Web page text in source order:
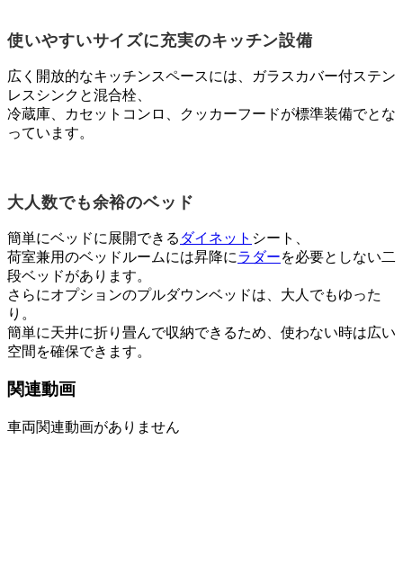
使いやすいサイズに充実のキッチン設備
広く開放的なキッチンスペースには、ガラスカバー付ステン
レスシンクと混合栓、
冷蔵庫、カセットコンロ、クッカーフードが標準装備でとな
っています。
大人数でも余裕のベッド
簡単にベッドに展開できる ダイネット シート、
荷室兼用のベッドルームには昇降にラダーを必要としない二
段ベッドがあります。
さらにオプションのプルダウンベッドは、大人でもゆった
り。
簡単に天井に折り畳んで収納できるため、使わない時は広い
空間を確保できます。
関連動画
車両関連動画がありません